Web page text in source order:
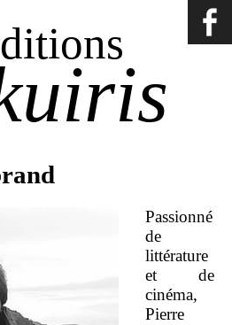
Passionné
de
littérature
et de
cinéma,
Pierre